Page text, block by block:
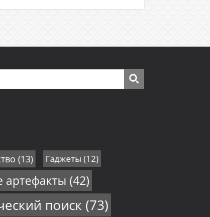
(13) Гаджеты (12)
артефакты (42)
поиск (73)